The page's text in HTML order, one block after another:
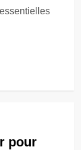
pour